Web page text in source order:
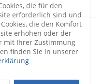
die für den
erforderlich sind und
die den Komfort
erhöhen oder der
mit Ihrer Zustimmung
finden Sie in unserer